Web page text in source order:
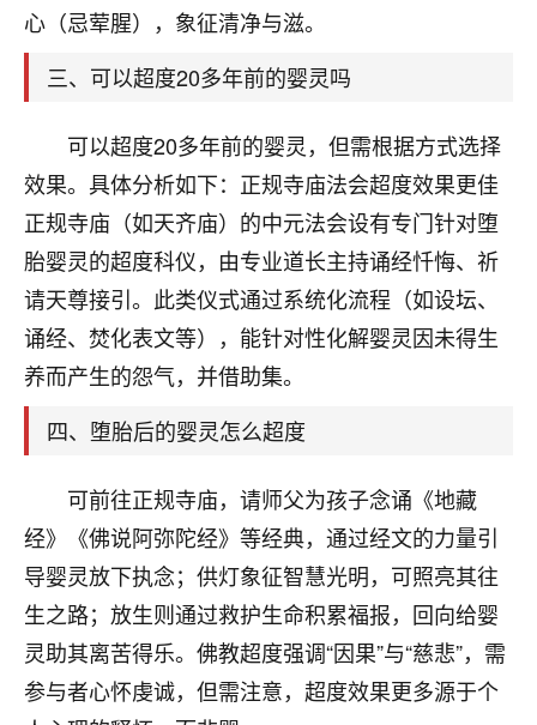
心（忌荤腥），象征清净与滋。
三、可以超度20多年前的婴灵吗
可以超度20多年前的婴灵，但需根据方式选择
效果。具体分析如下：正规寺庙法会超度效果更佳
正规寺庙（如天齐庙）的中元法会设有专门针对堕
胎婴灵的超度科仪，由专业道长主持诵经忏悔、祈
请天尊接引。此类仪式通过系统化流程（如设坛、
诵经、焚化表文等），能针对性化解婴灵因未得生
养而产生的怨气，并借助集。
四、堕胎后的婴灵怎么超度
可前往正规寺庙，请师父为孩子念诵《地藏
经》《佛说阿弥陀经》等经典，通过经文的力量引
导婴灵放下执念；供灯象征智慧光明，可照亮其往
生之路；放生则通过救护生命积累福报，回向给婴
灵助其离苦得乐。佛教超度强调“因果”与“慈悲”，需
参与者心怀虔诚，但需注意，超度效果更多源于个
鹿森：你可以找老师看看，人有时不服命不行
太阳当空赵：我也做餐饮的，生意不算大，但
址、风水、还有开业日子，哪哪都看了，虽然
大环境不好，但是我家生意还可以，前几天又
刚找老师做了补财库，希望财运更好一点！
2小时前 来自海南
梦醒时分
我女儿高二叛逆，大半年不上学，一说她就要死要活
的，把我们两口子愁的不行，朋友给我推荐的慧来老
师，一开始我是病急乱投医，这半年来，法事一个个
做完，我女儿跟变了个人一样，不期望她能考多好的
大学，只要能安安稳稳的把书读了，身体心理都健健
鹿森：可怜天下父母心啊！
3小时前 来自河北 16
付深
我是公司人事调整，有升迁机会，但同时竞争的我们
三个，找老师的时候是抱着侥幸心理，没想到老师看